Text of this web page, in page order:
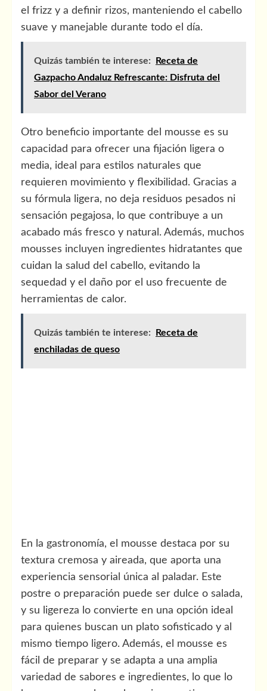
el frizz y a definir rizos, manteniendo el cabello
suave y manejable durante todo el día.
Quizás también te interese:
Receta de
Gazpacho Andaluz Refrescante: Disfruta del
Sabor del Verano
Otro beneficio importante del mousse es su
capacidad para ofrecer una fijación ligera o
media, ideal para estilos naturales que
requieren movimiento y flexibilidad. Gracias a
su fórmula ligera, no deja residuos pesados ni
sensación pegajosa, lo que contribuye a un
acabado más fresco y natural. Además, muchos
mousses incluyen ingredientes hidratantes que
cuidan la salud del cabello, evitando la
sequedad y el daño por el uso frecuente de
herramientas de calor.
Quizás también te interese:
Receta de
enchiladas de queso
En la gastronomía, el mousse destaca por su
textura cremosa y aireada, que aporta una
experiencia sensorial única al paladar. Este
postre o preparación puede ser dulce o salada,
y su ligereza lo convierte en una opción ideal
para quienes buscan un plato sofisticado y al
mismo tiempo ligero. Además, el mousse es
fácil de preparar y se adapta a una amplia
variedad de sabores e ingredientes, lo que lo